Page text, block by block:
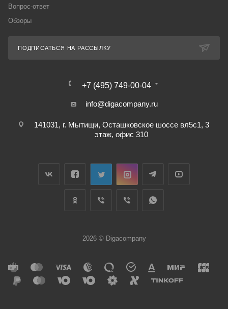
Вопрос-ответ
Обзоры
ПОДПИСАТЬСЯ НА РАССЫЛКУ
+7 (495) 749-00-04
info@digacompany.ru
141031, г. Мытищи, Осташковское шоссе вл5с1, 3
этаж, офис 310
2026 © Digacompany